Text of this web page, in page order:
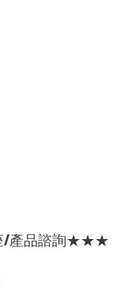
/產品諮詢★★★